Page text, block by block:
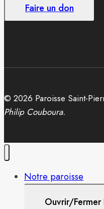
Faire un don
© 2026 Paroisse Saint-
Philip Couboura.
Notre paroisse
Ouvrir/fermer